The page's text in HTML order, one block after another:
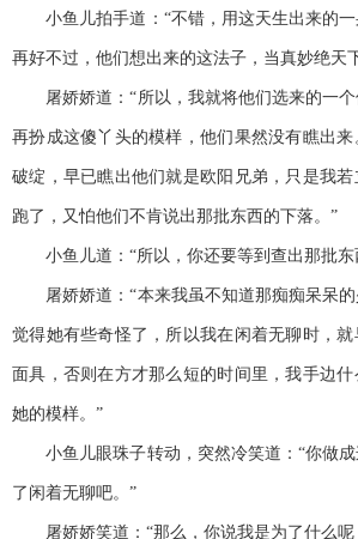
小鱼儿拍手道：“不错，用这天生出来的一
再好不过，他们想出来的这法子，当真妙绝天
屠娇娇道：“所以，我就将他们选来的一个
再扮成这傻丫头的模样，他们果然没有瞧出
破绽，早已瞧出他们就是欧阳兄弟，只是我
跑了，又怕他们不肯说出那批东西的下落。”
小鱼儿道：“所以，你还要等到查出那批东
屠娇娇道：“本来我虽不知道那痴痴呆呆的
觉得她有些奇怪了，所以我在闲着无聊时，
面具，否则在方才那么短的时间里，我手边
她的模样。”
小鱼儿眼珠子转动，突然冷笑道：“你做成
了闲着无聊吧。”
屠娇娇笑道：“那么，你说我是为了什么呢